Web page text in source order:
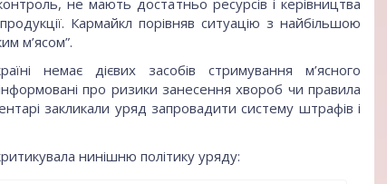
Кармайкл порівняв ситуацію з найбільшою
м’ясом”.
немає дієвих засобів стримування м’ясного
про ризики занесення хвороб чи правила
закликали уряд запровадити систему штрафів і
нинішню політику уряду: